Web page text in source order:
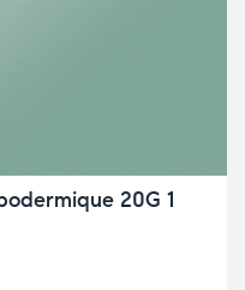
20G 1